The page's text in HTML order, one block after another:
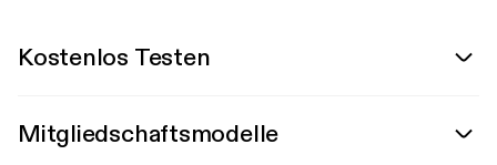
Kostenlos Testen
Mitgliedschaftsmodelle